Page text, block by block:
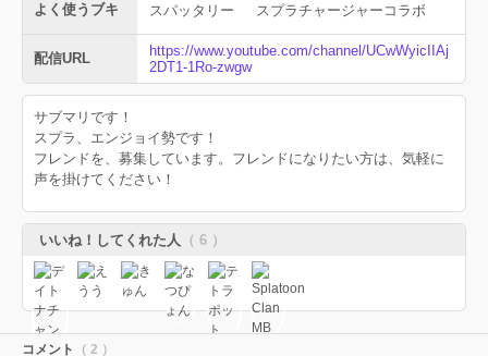
よく使うブキ スパッタリー スプラチャージャーコラボ
配信URL
https://www.youtube.com/channel/UCwWyicIIAj
2DT1-1Ro-zwgw
サブマリです！
スプラ、エンジョイ勢です！
フレンドを、募集しています。フレンドになりたい方は、気軽に
声を掛けてください！
いいね！してくれた人 （ 6 ）
コメント （ 2 ）